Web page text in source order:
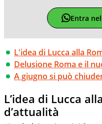
Entra
L'idea di Lucca alla
Delusione Roma e il
A giugno si può
L’idea di Lucca
d’attualità